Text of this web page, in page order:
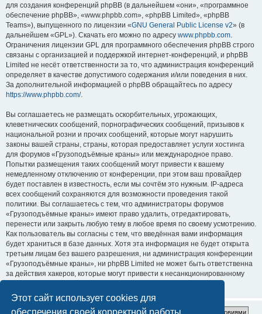
Этот сайт использует cookies для
обеспечения своей корректной работы.
для создания конференций phpBB (в дальнейшем «они», «программное
обеспечение phpBB», «www.phpbb.com», «phpBB Limited», «phpBB
Teams»), выпущенного по лицензии «GNU General Public License v2» (в
дальнейшем «GPL»). Скачать его можно по адресу www.phpbb.com.
Ограничения лицензии GPL для программного обеспечения phpBB строго
связаны с организацией и поддержкой интернет-конференций, и phpBB
Limited не несёт ответственности за то, что администрация конференций
определяет в качестве допустимого содержания и/или поведения в них.
За дополнительной информацией о phpBB обращайтесь по адресу
https://www.phpbb.com/.
Вы соглашаетесь не размещать оскорбительных, угрожающих,
клеветнических сообщений, порнографических сообщений, призывов к
национальной розни и прочих сообщений, которые могут нарушить
законы вашей страны, страны, которая предоставляет услуги хостинга
для форумов «Грузоподъёмные краны» или международное право.
Попытки размещения таких сообщений могут привести к вашему
немедленному отключению от конференции, при этом ваш провайдер
будет поставлен в известность, если мы сочтём это нужным. IP-адреса
всех сообщений сохраняются для возможности проведения такой
политики. Вы соглашаетесь с тем, что администраторы форумов
«Грузоподъёмные краны» имеют право удалить, отредактировать,
перенести или закрыть любую тему в любое время по своему усмотрению.
Как пользователь вы согласны с тем, что введённая вами информация
будет храниться в базе данных. Хотя эта информация не будет открыта
третьим лицам без вашего разрешения, ни администрация конференции
«Грузоподъёмные краны», ни phpBB Limited не может быть ответственна
за действия хакеров, которые могут привести к несанкционированному